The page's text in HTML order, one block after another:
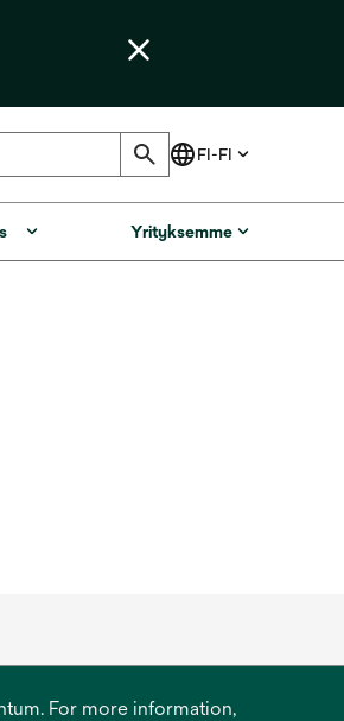
Yrityksemme
For more information,